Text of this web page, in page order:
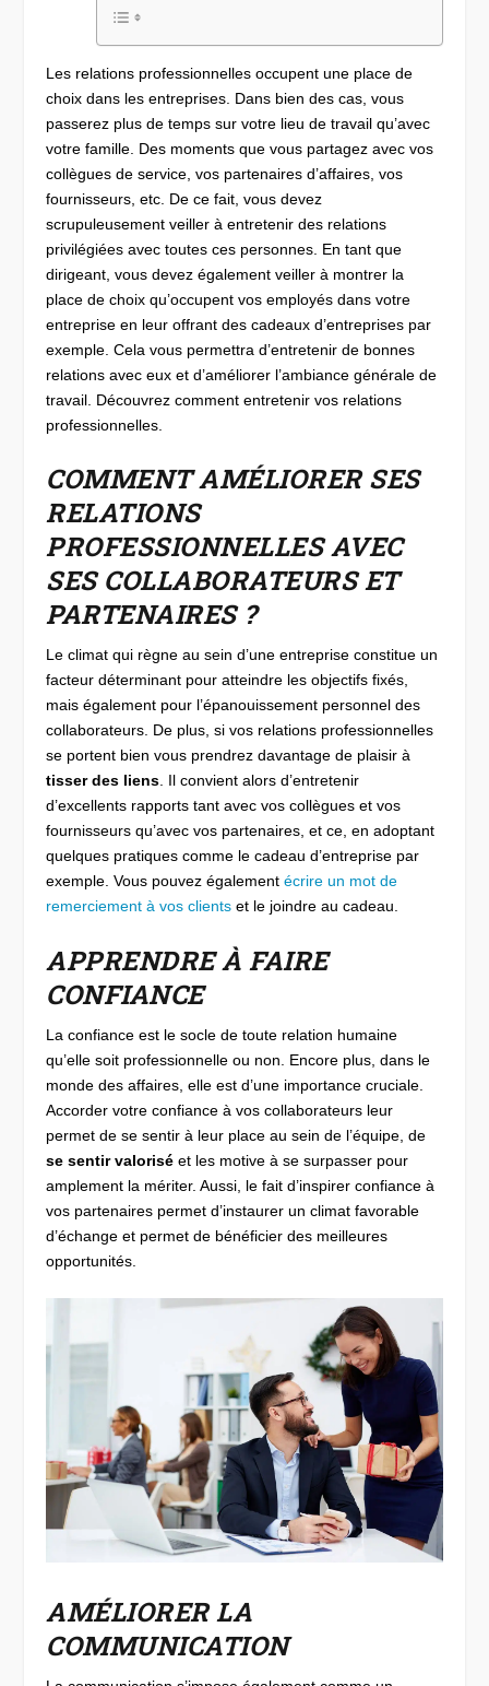
Les relations professionnelles occupent une place de
choix dans les entreprises. Dans bien des cas, vous
passerez plus de temps sur votre lieu de travail qu’avec
votre famille. Des moments que vous partagez avec vos
collègues de service, vos partenaires d’affaires, vos
fournisseurs, etc. De ce fait, vous devez
scrupuleusement veiller à entretenir des relations
privilégiées avec toutes ces personnes. En tant que
dirigeant, vous devez également veiller à montrer la
place de choix qu’occupent vos employés dans votre
entreprise en leur offrant des cadeaux d’entreprises par
exemple. Cela vous permettra d’entretenir de bonnes
relations avec eux et d’améliorer l’ambiance générale de
travail. Découvrez comment entretenir vos relations
professionnelles.
COMMENT AMÉLIORER SES
RELATIONS
PROFESSIONNELLES AVEC
SES COLLABORATEURS ET
PARTENAIRES ?
Le climat qui règne au sein d’une entreprise constitue un
facteur déterminant pour atteindre les objectifs fixés,
mais également pour l’épanouissement personnel des
collaborateurs. De plus, si vos relations professionnelles
se portent bien vous prendrez davantage de plaisir à
tisser des liens. Il convient alors d’entretenir
d’excellents rapports tant avec vos collègues et vos
fournisseurs qu’avec vos partenaires, et ce, en adoptant
quelques pratiques comme le cadeau d’entreprise par
exemple. Vous pouvez égalementécrire un mot de
remerciement à vos clients et le joindre au cadeau.
APPRENDRE À FAIRE
CONFIANCE
La confiance est le socle de toute relation humaine
qu’elle soit professionnelle ou non. Encore plus, dans le
monde des affaires, elle est d’une importance cruciale.
Accorder votre confiance à vos collaborateurs leur
permet de se sentir à leur place au sein de l’équipe, de
se sentir valorisé et les motive à se surpasser pour
amplement la mériter. Aussi, le fait d’inspirer confiance à
vos partenaires permet d’instaurer un climat favorable
d’échange et permet de bénéficier des meilleures
opportunités.
AMÉLIORER LA
COMMUNICATION